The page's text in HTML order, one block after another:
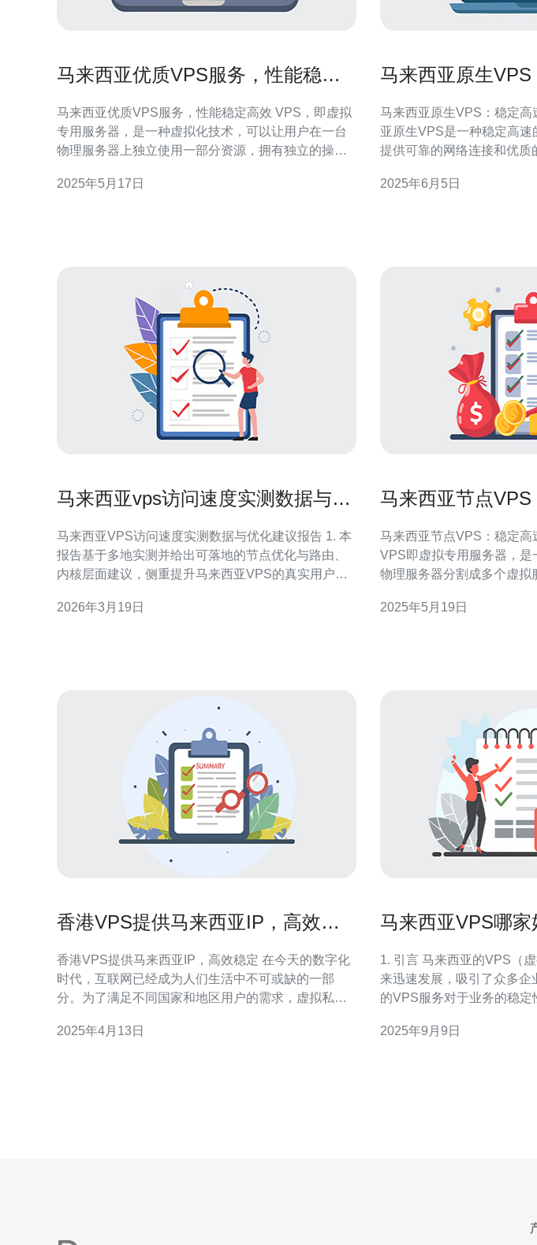
马来西亚优质VPS服务，性能稳定
马来西亚优质VPS服务，性能稳定高效 VPS，即虚拟
专用服务器，是一种虚拟化技术，可以让用户在一台
物理服务器上独立使用一部分资源，拥有独立的操作
VPS相比于共享主机更稳定、灵活，适合有一定技术
2025年5月17日
马来西亚原生
马来西亚原生VPS：稳定高速的
亚原生VPS是一种稳定高
提供可靠的网络连接和优质
能满足各种需求，让您的网站运
2025年6月5日
马来西亚vps访问速度实测数据与优
马来西亚VPS访问速度实测数据与优化建议报告 1. 本
报告基于多地实测并给出可落地的节点优化与路由、
内核层面建议，侧重提升马来西亚VPS的真实用户体
利亚与欧美出口节点对马来西亚VPS进行的延迟、抖
2026年3月19日
马来西亚节点
马来西亚节点VPS：稳定高
VPS即虚拟专用服务器，是
物理服务器分割成多个虚拟
源和配置。 马来西亚节点VPS具有以下优势： 稳定
2025年5月19日
香港VPS提供马来西亚IP，高效稳
香港VPS提供马来西亚IP，高效稳定 在今天的数字化
时代，互联网已经成为人们生活中不可或缺的一部
分。为了满足不同国家和地区用户的需求，虚拟私人
于在马来西亚有需求的用户来说，香港VPS是一个高
2025年4月13日
马来西亚VPS哪
1. 引言 马来西亚的VPS（虚拟专用服务器）市场近年
来迅速发展，吸引了众多企
的VPS服务对于业务的稳定
西亚的VPS供应商进行全面
2025年9月9日